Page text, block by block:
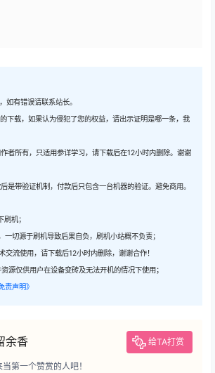
如有错误请联系站长。
下载，如果认为侵犯了您的权益，请出示证明是哪一条，我
者所有，只适用参详学习，请下载后在12小时内删除。谢谢
是带验证机制，付款后只包含一台机器的验证。避免商用。
机；
一切源于刷机导致后果自负，刷机小站概不负责；
交流使用，请下载后12小时内删除，谢谢合作！
源仅供用户在设备变砖及无法开机的情况下使用；
责声明》
余香 给TA打赏
第一个赞赏的人吧！